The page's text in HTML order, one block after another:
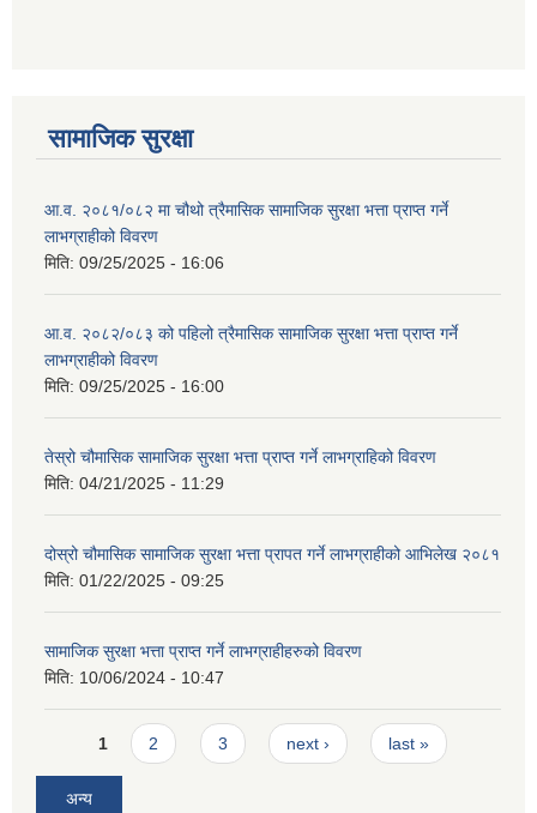
सामाजिक सुरक्षा
आ.व. २०८१/०८२ मा चौथो त्रैमासिक सामाजिक सुरक्षा भत्ता प्राप्त गर्ने
लाभग्राहीको विवरण
मिति: 09/25/2025 - 16:06
आ.व. २०८२/०८३ को पहिलो त्रैमासिक सामाजिक सुरक्षा भत्ता प्राप्त गर्ने
लाभग्राहीको विवरण
मिति: 09/25/2025 - 16:00
तेस्रो चौमासिक सामाजिक सुरक्षा भत्ता प्राप्त गर्ने लाभग्राहिको विवरण
मिति: 04/21/2025 - 11:29
दोस्रो चौमासिक सामाजिक सुरक्षा भत्ता प्रापत गर्ने लाभग्राहीको आभिलेख २०८१
मिति: 01/22/2025 - 09:25
सामाजिक सुरक्षा भत्ता प्राप्त गर्ने लाभग्राहीहरुको विवरण
मिति: 10/06/2024 - 10:47
Pages
1 2 3 next › last »
अन्य